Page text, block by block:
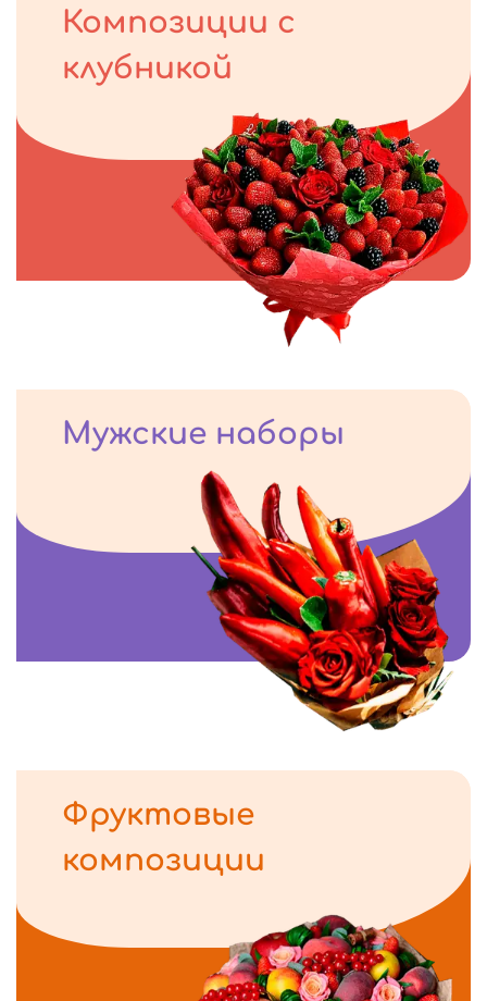
Композиции с
клубникой
Мужские наборы
Фруктовые
композиции